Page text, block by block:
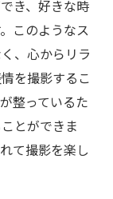
き、好きな時
このようなス
、心からリラ
を撮影するこ
整っているた
とができま
て撮影を楽し